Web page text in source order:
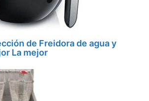
de Freidora de agua y
La mejor